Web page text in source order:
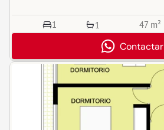
1 1 47 m²
Contactar